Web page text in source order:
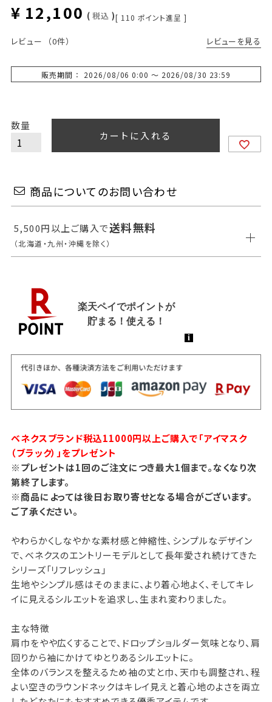
¥ 12,100 税込 [ 110 ポイント進呈 ]
レビュー （0件） レビューを見る
販売期間 2026/08/06 0:00 〜 2026/08/30 23:59
カートに入れる
商品についてのお問い合わせ
5,500円以上ご購入で送料無料
（北海道・九州・沖縄を除く）
ベネクスブランド税込11000円以上ご購入で「アイマスク
（ブラック）」をプレゼント
※プレゼントは1回のご注文につき最大1個まで。なくなり次
第終了します。
※商品によっては後日お取り寄せとなる場合がございます。
ご了承ください。
やわらかくしなやかな素材感と伸縮性、シンプルなデザイン
で、ベネクスのエントリーモデルとして長年愛され続けてきた
シリーズ「リフレッシュ」
生地やシンプル感はそのままに、より着心地よく、そしてキレ
イに見えるシルエットを追求し、生まれ変わりました。
主な特徴
肩巾をやや広くすることで、ドロップショルダー気味となり、肩
回りから袖にかけてゆとりあるシルエットに。
全体のバランスを整えるため袖の丈と巾、天巾も調整され、程
よい空きのラウンドネックはキレイ見えと着心地のよさを両立